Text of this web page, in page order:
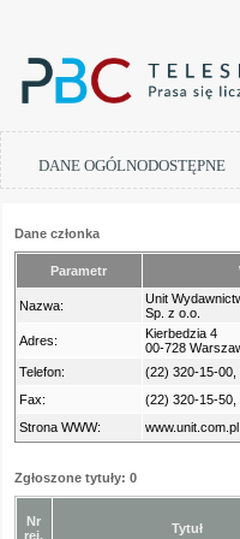
DANE OGÓLNODOSTĘPNE
Dane członka
Parametr
Nazwa:
Unit
Sp. z o.o.
Adres:
Kierbedzia 4
00-728
Telefon:
(22) 320-15-00,
Fax:
(22) 320-15-50,
Strona WWW:
www.unit.com.pl
Zgłoszone tytuły: 0
Nr
rej.
Tytuł